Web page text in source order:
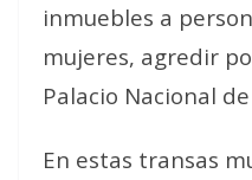
inmuebles a
mujeres, agredir
Palacio Nacional
En estas transas